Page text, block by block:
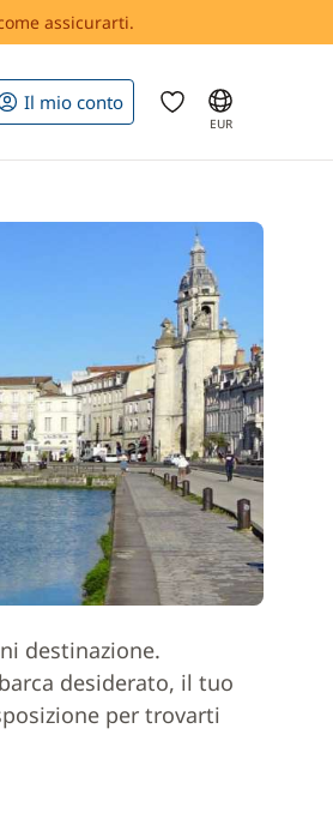
assicurarti.
Il mio conto
EUR
destinazione.
desiderato, il tuo
per trovarti